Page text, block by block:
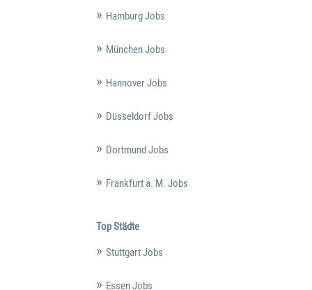
Hamburg Jobs
München Jobs
Hannover Jobs
Düsseldorf Jobs
Dortmund Jobs
Frankfurt a. M. Jobs
Top Städte
Stuttgart Jobs
Essen Jobs